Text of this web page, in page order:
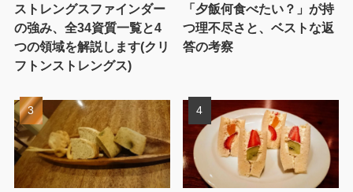
ストレングスファインダー
の強み、全34資質一覧と4
つの領域を解説します(クリ
フトンストレングス)
「夕飯何食べたい？」が持
つ理不尽さと、ベストな返
答の考察